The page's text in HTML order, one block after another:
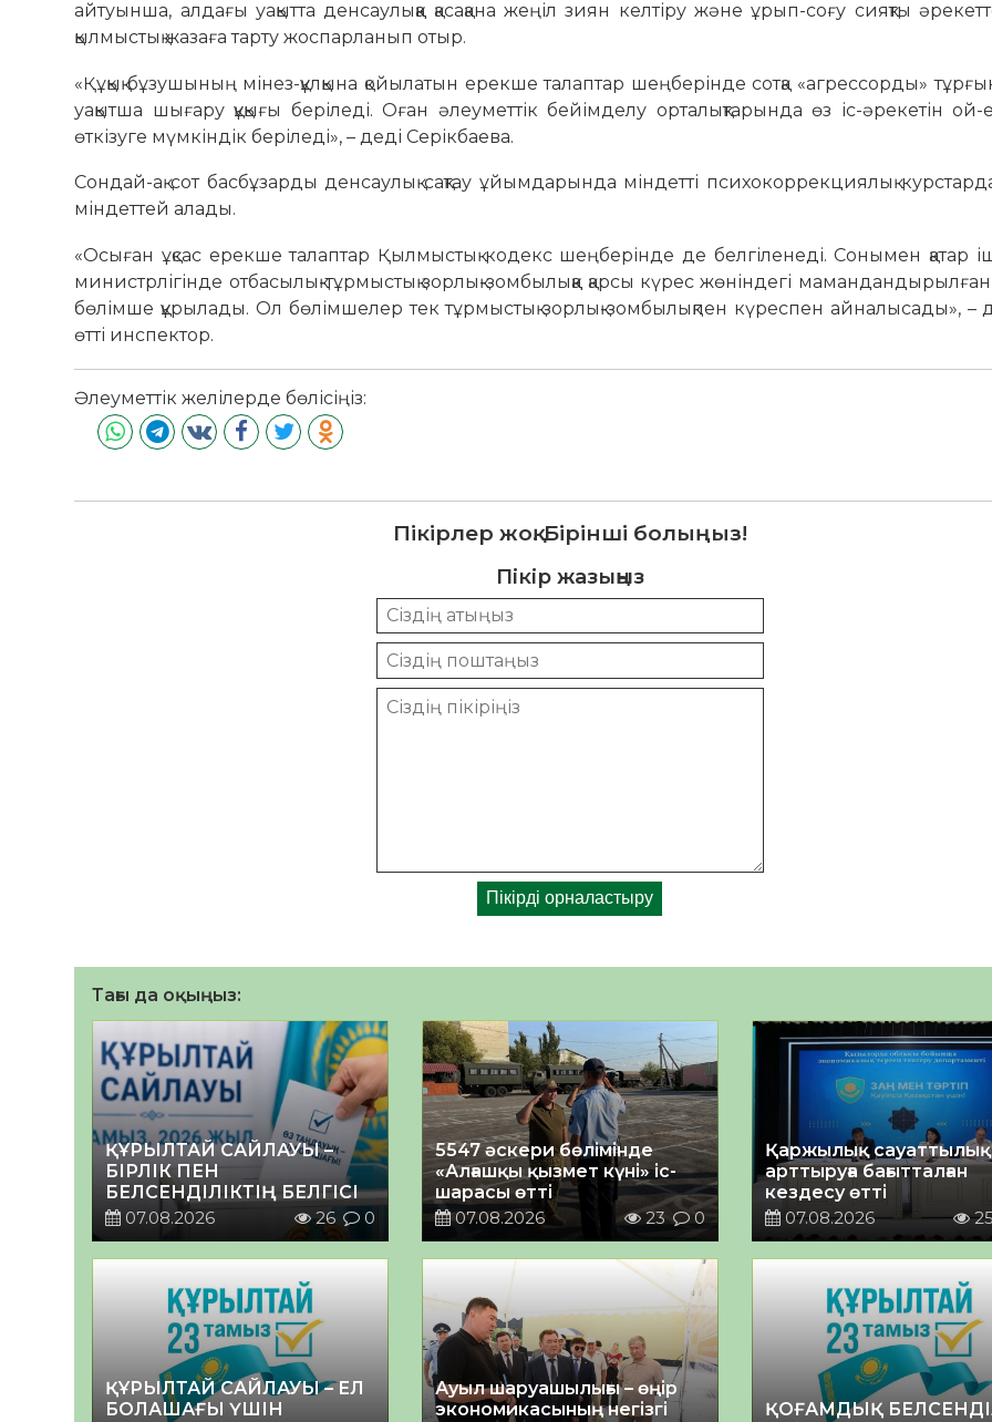
айтуынша, алдағы уақытта денсаулыққа қасақана жеңіл зиян келтіру және ұрып-соғу сияқты
қылмыстық жазаға тарту жоспарланып отыр.
«Құқық бұзушының мінез-құлқына қойылатын ерекше талаптар шеңберінде сотқа «агрессорды»
уақытша шығару құқығы беріледі. Оған әлеуметтік бейімделу орталықтарында өз іс-әрекетін ой-
өткізуге мүмкіндік беріледі», – деді Серікбаева.
Сондай-ақ сот басбұзарды денсаулық сақтау ұйымдарында міндетті психокоррекциялық
міндеттей алады.
«Осыған ұқсас ерекше талаптар Қылмыстық кодекс шеңберінде де белгіленеді. Сонымен қатар
министрлігінде отбасылық-тұрмыстық зорлық-зомбылыққа қарсы күрес жөніндегі
бөлімше құрылады. Ол бөлімшелер тек тұрмыстық зорлық-зомбылықпен күреспен айналысады», –
өтті инспектор.
Әлеуметтік желілерде бөлісіңіз:
Пікірлер жоқ. Бірінші болыңыз!
Пікір жазыңыз
Тағы да оқыңыз:
ҚҰРЫЛТАЙ САЙЛАУЫ –
БІРЛІК ПЕН
БЕЛСЕНДІЛІКТІҢ БЕЛГІСІ
07.08.2026
26 0
5547 әскери бөлімінде
«Алғашқы қызмет күні» іс-
шарасы өтті
07.08.2026
23 0
Қаржылық
арттыруға бағытталған
кездесу өтті
07.08.2026
ҚҰРЫЛТАЙ САЙЛАУЫ – ЕЛ
БОЛАШАҒЫ ҮШІН
Ауыл шаруашылығы – өңір
экономикасының негізгі
ҚОҒАМДЫҚ